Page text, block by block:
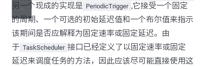
另一个现成的实现是 PeriodicTrigger ,它接受一个固定
的周期、一个可选的初始延迟值和一个布尔值来指示
该期间是否应解释为固定速率或固定延迟。由
于 TaskScheduler 接口已经定义了以固定速率或固定
延迟来调度任务的方法，因此应该尽可能直接使用这